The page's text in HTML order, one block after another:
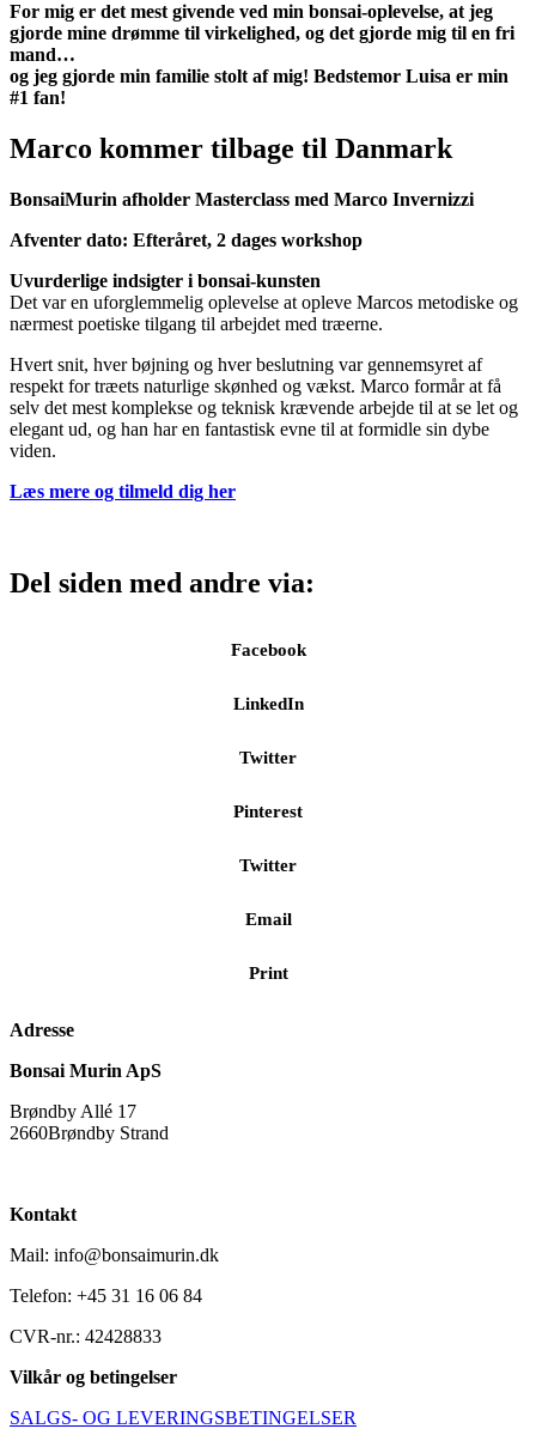
For mig er det mest givende ved min bonsai-oplevelse, at jeg
gjorde mine drømme til virkelighed, og det gjorde mig til en fri
mand…
og jeg gjorde min familie stolt af mig! Bedstemor Luisa er min
#1 fan!
Marco kommer tilbage til Danmark
BonsaiMurin afholder Masterclass med Marco Invernizzi
Afventer dato: Efteråret, 2 dages workshop
Uvurderlige indsigter i bonsai-kunsten
Det var en uforglemmelig oplevelse at opleve Marcos metodiske og
nærmest poetiske tilgang til arbejdet med træerne.
Hvert snit, hver bøjning og hver beslutning var gennemsyret af
respekt for træets naturlige skønhed og vækst. Marco formår at få
selv det mest komplekse og teknisk krævende arbejde til at se let og
elegant ud, og han har en fantastisk evne til at formidle sin dybe
viden.
Læs mere og tilmeld dig her
Del siden med andre via:
Facebook
LinkedIn
Twitter
Pinterest
Twitter
Email
Print
Adresse
Bonsai Murin ApS
Brøndby Allé 17
2660Brøndby Strand
Kontakt
Mail: info@bonsaimurin.dk
Telefon: +45 31 16 06 84
CVR-nr.: 42428833
Vilkår og betingelser
SALGS- OG LEVERINGSBETINGELSER